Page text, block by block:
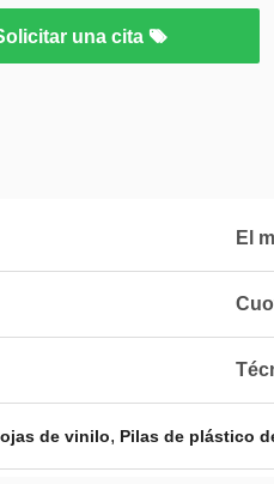
una cita
El
de vinilo, Pilas de plástico